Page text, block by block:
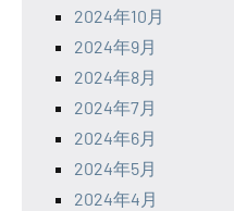
2024年10月
2024年9月
2024年8月
2024年7月
2024年6月
2024年5月
2024年4月